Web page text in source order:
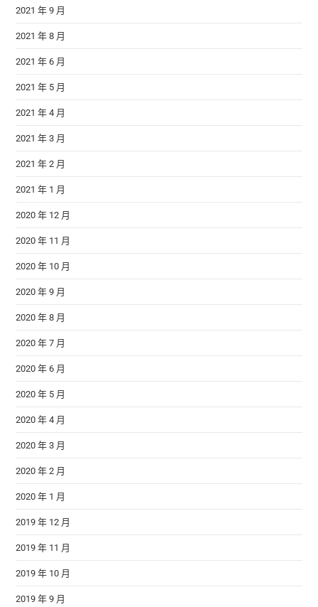
2021 年 9 月
2021 年 8 月
2021 年 6 月
2021 年 5 月
2021 年 4 月
2021 年 3 月
2021 年 2 月
2021 年 1 月
2020 年 12 月
2020 年 11 月
2020 年 10 月
2020 年 9 月
2020 年 8 月
2020 年 7 月
2020 年 6 月
2020 年 5 月
2020 年 4 月
2020 年 3 月
2020 年 2 月
2020 年 1 月
2019 年 12 月
2019 年 11 月
2019 年 10 月
2019 年 9 月